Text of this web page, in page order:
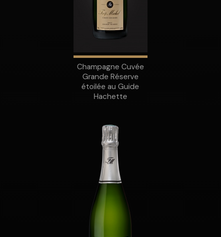
Champagne Cuvée
Grande Réserve
étoilée au Guide
Hachette